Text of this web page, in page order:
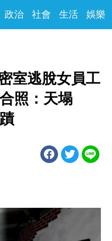
政治 社會 生活 娛樂
室逃脫女員工
照：天塌